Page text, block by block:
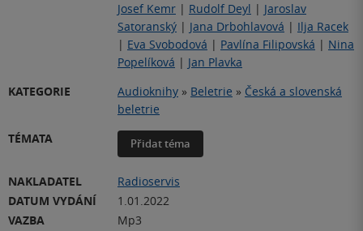
Josef Kemr | Rudolf Deyl | Jaroslav
Satoranský | Jana Drbohlavová | Ilja Racek
| Eva Svobodová | Pavlína Filipovská | Nina
Popelíková | Jan Plavka
KATEGORIE
Audioknihy » Beletrie » Česká a slovenská
beletrie
TÉMATA
Přidat téma
NAKLADATEL
Radioservis
DATUM VYDÁNÍ
1.01.2022
VAZBA
Mp3